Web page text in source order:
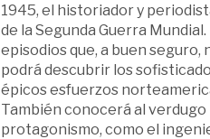
1945, el historiador y
de la Segunda Guerra
episodios que, a buen
podrá descubrir los
épicos esfuerzos
También conocerá al
protagonismo, como el